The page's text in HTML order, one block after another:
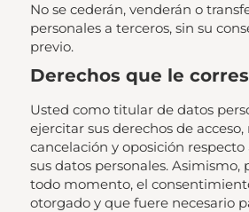
No se cederán, venderán o
personales a terceros, sin su
previo.
Derechos que le
Usted como titular de datos
ejercitar sus derechos de
cancelación y oposición
sus datos personales. Asimismo,
todo momento, el
otorgado y que fuere necesario